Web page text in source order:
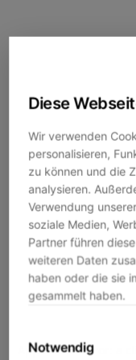
Diese
Wir verwenden
personalisieren,
zu können und die
analysieren.
Verwendung
soziale Medien,
Partner führen
weiteren Daten
haben oder die sie
gesammelt haben.
Notwendig
Application error: a